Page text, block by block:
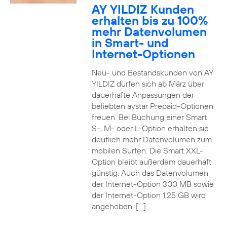
AY YILDIZ Kunden
erhalten bis zu 100%
mehr Datenvolumen
in Smart- und
Internet-Optionen
Neu- und Bestandskunden von AY
YILDIZ dürfen sich ab März über
dauerhafte Anpassungen der
beliebten aystar Prepaid-Optionen
freuen. Bei Buchung einer Smart
S-, M- oder L-Option erhalten sie
deutlich mehr Datenvolumen zum
mobilen Surfen. Die Smart XXL-
Option bleibt außerdem dauerhaft
günstig. Auch das Datenvolumen
der Internet-Option 300 MB sowie
der Internet-Option 1,25 GB wird
angehoben. […]